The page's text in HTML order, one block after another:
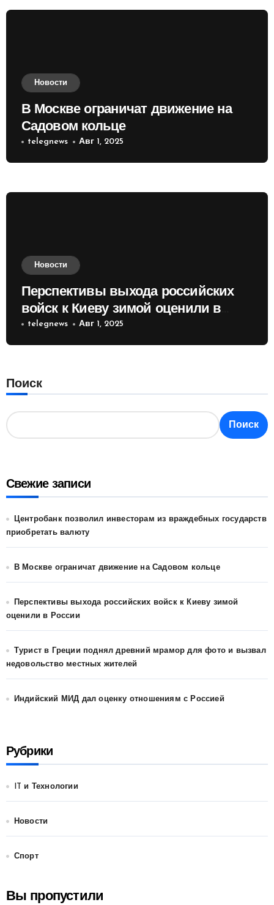
Новости
В Москве ограничат движение на
Садовом кольце
telegnews Авг 1, 2025
Новости
Перспективы выхода российских
войск к Киеву зимой оценили в
России
telegnews Авг 1, 2025
Поиск
Поиск
Свежие записи
Центробанк позволил инвесторам из враждебных государств
приобретать валюту
В Москве ограничат движение на Садовом кольце
Перспективы выхода российских войск к Киеву зимой
оценили в России
Турист в Греции поднял древний мрамор для фото и вызвал
недовольство местных жителей
Индийский МИД дал оценку отношениям с Россией
Рубрики
IT и Технологии
Новости
Спорт
Вы пропустили